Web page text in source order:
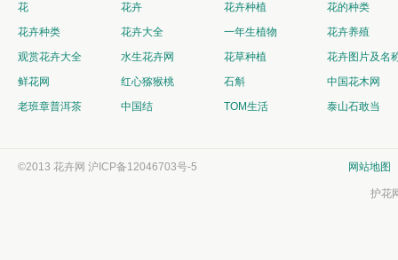
花 花卉 花卉种植
花的种类
花卉种类
花卉大全 一年生植物
花卉养殖
观赏花卉大全
水生花卉网 花草种植
花卉图片及名
鲜花网
红心猕猴桃 石斛
中国花木网
老班章普洱茶
中国结 TOM生活 泰山石敢当
©2013 花卉网 沪ICP备12046703号-5 网站地图
护花